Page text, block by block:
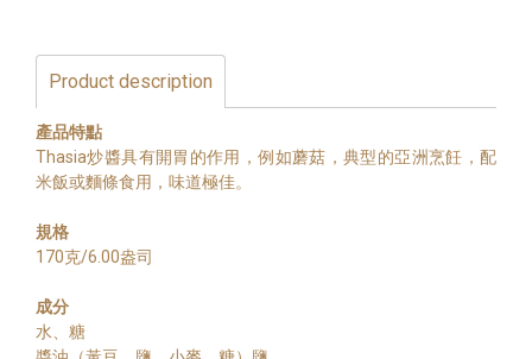
Product description
產品特點
Thasia炒醬具有開胃的作用，例如蘑菇，典型的亞洲烹飪，配
米飯或麵條食用，味道極佳。
規格
170克/6.00盎司
成分
水、糖